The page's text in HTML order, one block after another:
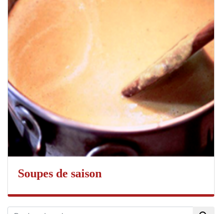
Soupes de saison